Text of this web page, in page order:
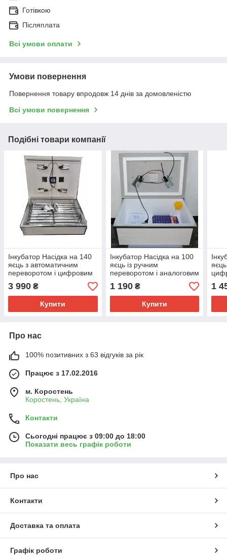
Готівкою
Післяплата
Всі умови оплати
Умови повернення
Повернення товару впродовж 14 днів за домовленістю
Всі умови повернення
Подібні товари компанії
Інкубатор Насідка на 140
яєць з автоматичним
переворотом і цифровим
терморегулятором
3 990 ₴
Купити
Інкубатор Насідка на 100
яєць із ручним
переворотом і аналоговим
терморегулятором
1 190₴
Купити
1
Про нас
100% позитивних з 63 відгуків за рік
Працює з 17.02.2016
м. Коростень
Коростень, Україна
Контакти
Сьогодні працює з 09:00 до 18:00
Показати весь графік роботи
Про нас
Контакти
Доставка та оплата
Графік роботи